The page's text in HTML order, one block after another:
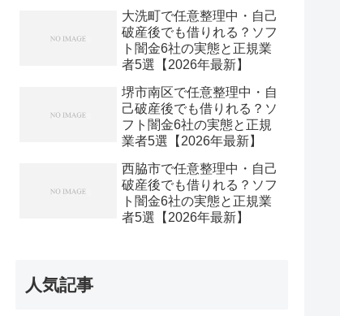
大洗町で任意整理中・自己
破産後でも借りれる？ソフ
ト闇金6社の実態と正規業
者5選【2026年最新】
堺市南区で任意整理中・自
己破産後でも借りれる？ソ
フト闇金6社の実態と正規
業者5選【2026年最新】
西脇市で任意整理中・自己
破産後でも借りれる？ソフ
ト闇金6社の実態と正規業
者5選【2026年最新】
人気記事